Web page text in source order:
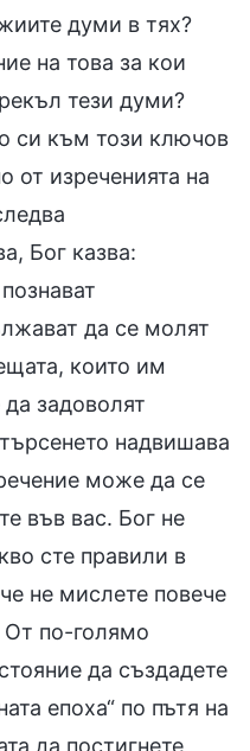
думи в тях?
на това за кои
тези думи?
си към този ключов
от изреченията на
Бог казва:
да се молят
които им
задоволят
надвишава
може да се
във вас. Бог не
сте правили в
не мислете повече
От по-голямо
да създадете
епоха“ по пътя на
да постигнете